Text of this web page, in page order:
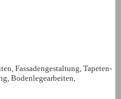
Fassadengestaltung, Tapeten-
Bodenlegearbeiten,